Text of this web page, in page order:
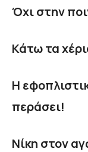
Όχι στην
Κάτω τα
Η
περάσει!
Νίκη στον